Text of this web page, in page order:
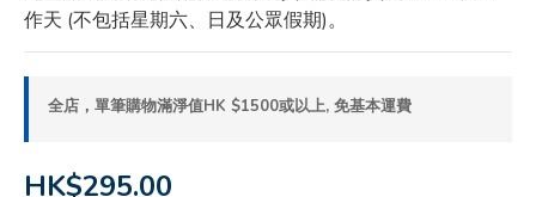
作天 (不包括星期六、日及公眾假期)。
全店，單筆購物滿淨值HK $1500或以上, 免基本運費
HK$295.00